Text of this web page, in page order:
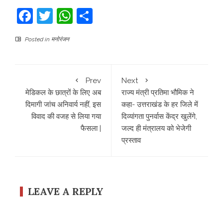
Facebook
TwitterWhatsApp
Posted in मनोरंजन
Prev
मेडिकल के छात्रों के लिए अब
दिमागी जांच अनिवार्य नहीं, इस
विवाद की वजह से लिया गया
फैसला |
Next
राज्य मंत्री प्रतिमा भौमिक ने
कहा- उत्तराखंड के हर जिले में
दिव्यांगता पुनर्वास केंद्र खुलेंगे,
जल्द ही मंत्रालय को भेजेगी
प्रस्ताव
LEAVE A REPLY